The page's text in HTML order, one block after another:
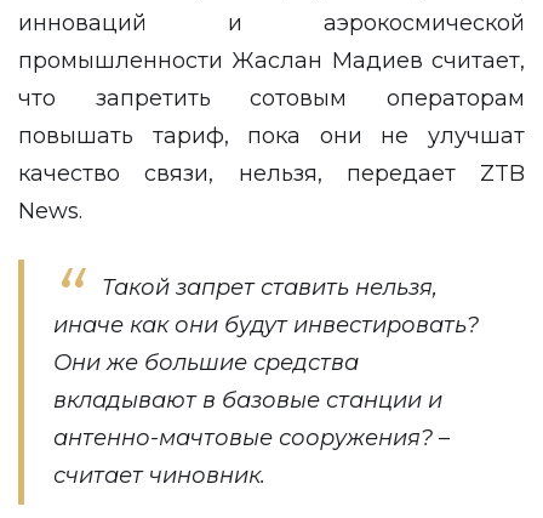
инноваций и аэрокосмической
промышленности Жаслан Мадиев считает,
что запретить сотовым операторам
повышать тариф, пока они не улучшат
качество связи, нельзя, передает ZTB
News.
Такой запрет ставить нельзя,
иначе как они будут инвестировать?
Они же большие средства
вкладывают в базовые станции и
антенно-мачтовые сооружения? –
считает чиновник.